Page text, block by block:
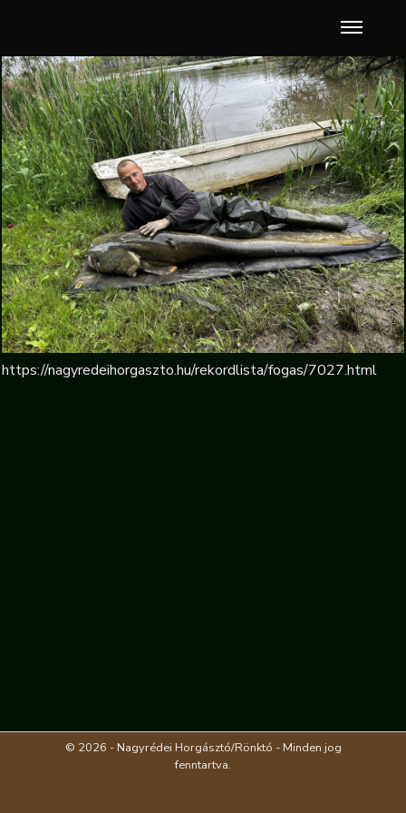
https://nagyredeihorgaszto.hu/rekordlista/fogas/7027.html
© 2026 - Nagyrédei Horgásztó/Rönktó - Minden jog
fenntartva.